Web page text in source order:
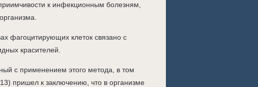
к инфекционным болезням,
фагоцитирующих клеток связано с
красителей.
с применением этого метода, в том
пришел к заключению, что в организме